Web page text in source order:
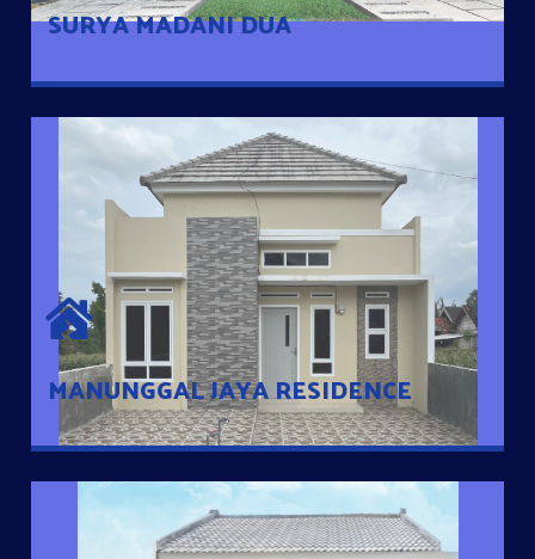
SURYA MADANI DUA
MANUNGGAL JAYA RESIDENCE
MANUNGGAL JAYA RESIDENCE
Cluster Exclusive dengan one Gate System, terdapat taman
mini dan memiliki jarak 200m dari jalan nasional serta dekat
dengan pusat kota